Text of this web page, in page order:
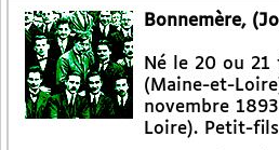
Bonnemère,
Né le 20 ou 21
(Maine-et-
novembre
Loire). Petit-